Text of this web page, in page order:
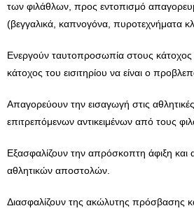
των φιλάθλων, προς εντοπισμό
(βεγγαλικά, καπνογόνα, πυροτεχνήματα
Ενεργούν ταυτοπροσωπία στους κάτοχος
κάτοχος του εισιτηρίου να είναι ο
Απαγορεύουν την εισαγωγή στις
επιτρεπόμενων αντικειμένων από τους
Εξασφαλίζουν την απρόσκοπτη άφιξη
αθλητικών αποστολών.
Διασφαλίζουν της ακώλυτης πρόσβασης